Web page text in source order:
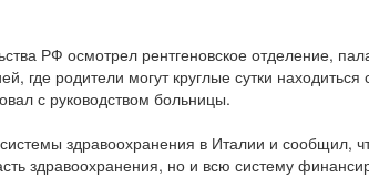
РФ осмотрел рентгеновское отделение,
где родители могут круглые сутки
с руководством больницы.
здравоохранения в Италии и сообщил,
здравоохранения, но и всю систему